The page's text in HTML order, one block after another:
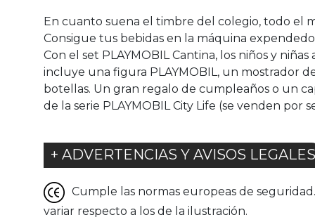
En cuanto suena el timbre del colegio, todo el
Consigue tus bebidas en la máquina
Con el set PLAYMOBIL Cantina, los niños y
incluye una figura PLAYMOBIL, un mostrador
botellas. Un gran regalo de cumpleaños o un
de la serie PLAYMOBIL City Life (se venden por
+ ADVERTENCIAS Y AVISOS LEGALES
Cumple las normas europeas de
variar respecto a los de la ilustración.